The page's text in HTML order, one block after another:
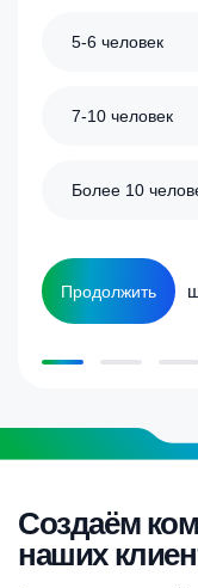
5-6 человек
7-10 человек
Более 10
Продолжить
Создаём
наших